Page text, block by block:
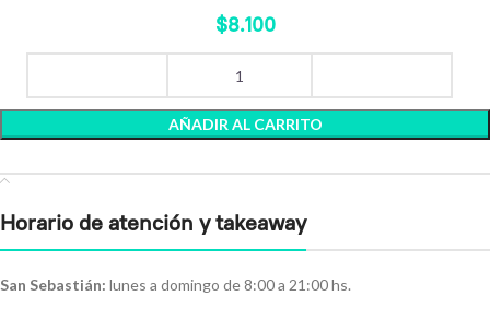
$8.100
AÑADIR AL CARRITO
Horario de atención y takeaway
San Sebastián: lunes a domingo de 8:00 a 21:00 hs.